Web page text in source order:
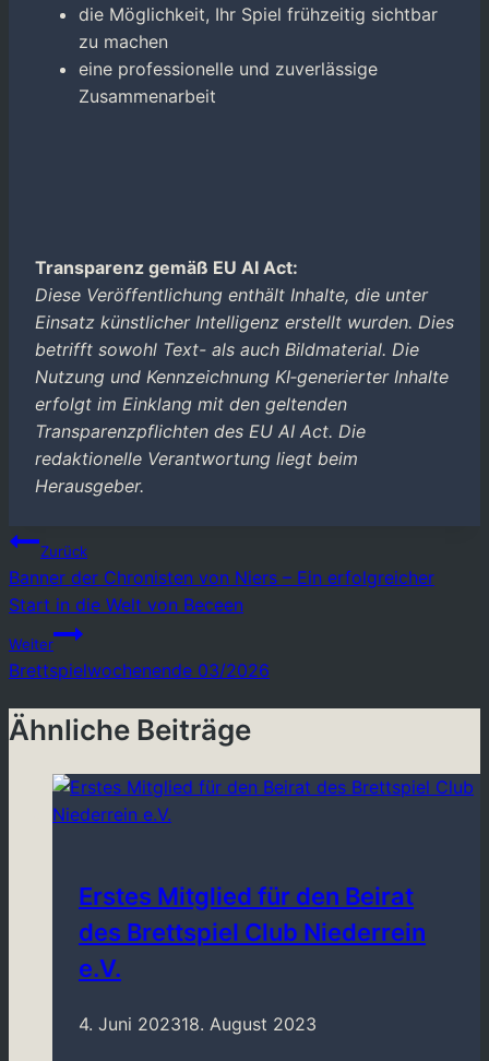
die Möglichkeit, Ihr Spiel frühzeitig sichtbar
zu machen
eine professionelle und zuverlässige
Zusammenarbeit
Transparenz gemäß EU AI Act:
Diese Veröffentlichung enthält Inhalte, die unter
Einsatz künstlicher Intelligenz erstellt wurden. Dies
betrifft sowohl Text- als auch Bildmaterial. Die
Nutzung und Kennzeichnung KI‑generierter Inhalte
erfolgt im Einklang mit den geltenden
Transparenzpflichten des EU AI Act. Die
redaktionelle Verantwortung liegt beim
Herausgeber.
Beitragsnavigation
Zurück
Banner der Chronisten von Niers – Ein erfolgreicher
Start in die Welt von Beceen
Weiter
Brettspielwochenende 03/2026
Ähnliche Beiträge
Erstes Mitglied für den Beirat
des Brettspiel Club Niederrein
e.V.
4. Juni 202318. August 2023